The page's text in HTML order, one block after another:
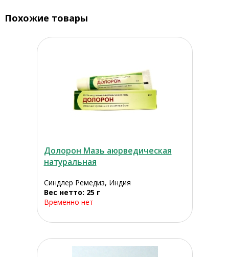
Похожие товары
Долорон Мазь аюрведическая
натуральная
Синдлер Ремедиз, Индия
Вес нетто: 25 г
Временно нет